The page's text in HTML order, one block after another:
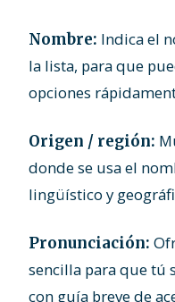
Nombre: Indica el
la lista, para que
opciones
Origen / región:
donde se usa el
lingüístico y
Pronunciación:
sencilla para que tú
con guía breve de